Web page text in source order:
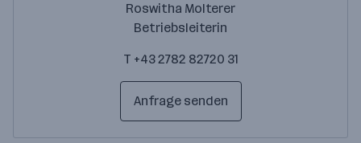
Roswitha Molterer
Betriebsleiterin
T +43 2782 82720 31
Anfrage senden